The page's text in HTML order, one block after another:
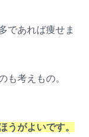
であれば痩せま
も考えもの。
うがよいです。